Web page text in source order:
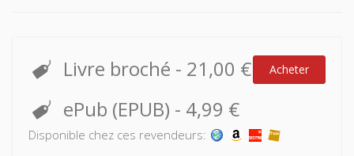
politique contesté ; positionnement de l'Union européenne
en tant qu'acteur de la scène mondiale.
Livre broché - 21,00 € Acheter
ePub (EPUB) - 4,99 €
Disponible chez ces revendeurs: